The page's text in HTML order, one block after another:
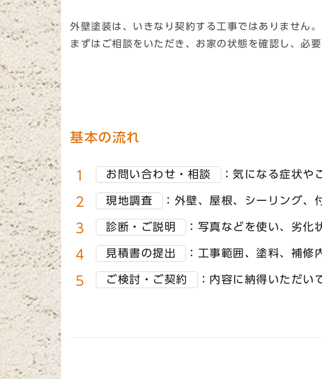
外壁塗装は、いきなり契約する工事ではありません。
まずはご相談をいただき、お家の状態を確認し、必
基本の流れ
お問い合わせ・相談 ：気になる症状や
現地調査 ：外壁、屋根、シーリング、
診断・ご説明 ：写真などを使い、劣化
見積書の提出 ：工事範囲、塗料、補修
ご検討・ご契約 ：内容に納得いただい